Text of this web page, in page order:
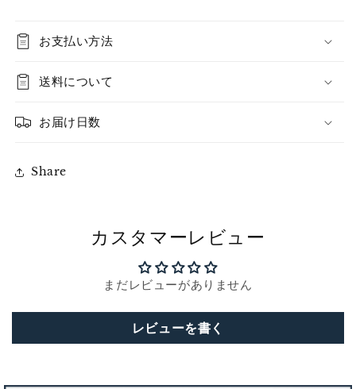
ら
増
や
お支払い方法
送料について
お届け日数
Share
カスタマーレビュー
まだレビューがありません
レビューを書く